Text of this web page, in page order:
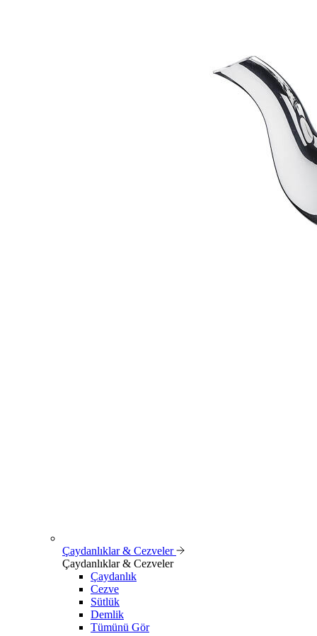
Çaydanlıklar & Cezveler
Çaydanlıklar & Cezveler
Çaydanlık
Cezve
Sütlük
Demlik
Tümünü Gör